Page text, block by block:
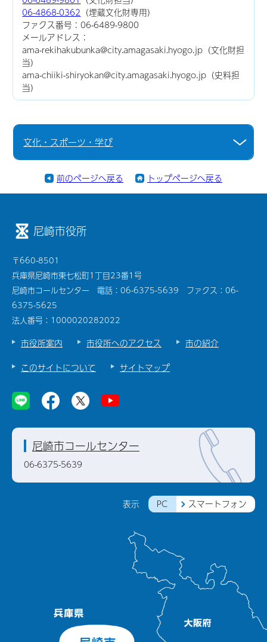
06-4868-0362 （埋蔵文化財専用）
ファクス番号：06-6489-9800
メールアドレス：
ama-rekihakubunka@city.amagasaki.hyogo.jp（文化財担
当）
ama-chiiki-shiryokan@city.amagasaki.hyogo.jp（史料担
当）
文化・スポーツ・学び
前のページへ戻る トップページへ戻る
尼崎市役所
〒660-8501
兵庫県尼崎市東七松町1丁目23番1号
尼崎市コールセンター 電話：06-6375-5639 ファクス：06-
6375-5625
法人番号：1000020282022
市役所案内 市役所へのアクセス
市の紹介
このサイトについて
サイトマップ
表示 PC スマートフォン
尼崎市コールセンター
06-6375-5639